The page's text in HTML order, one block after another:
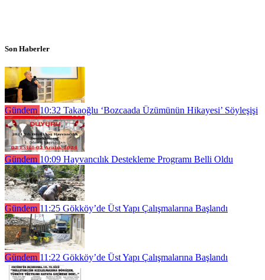
Son Haberler
Gündem 10:32 Takaoğlu ‘Bozcaada Üzümünün Hikayesi’ Söyleşişi
Gündem 10:09 Hayvancılık Destekleme Programı Belli Oldu
Gündem 11:25 Gökköy’de Üst Yapı Çalışmalarına Başlandı
Gündem 11:22 Gökköy’de Üst Yapı Çalışmalarına Başlandı